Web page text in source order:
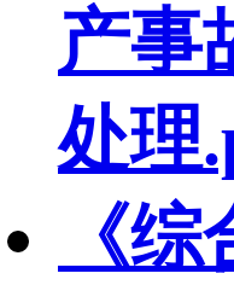
产事
处理
《